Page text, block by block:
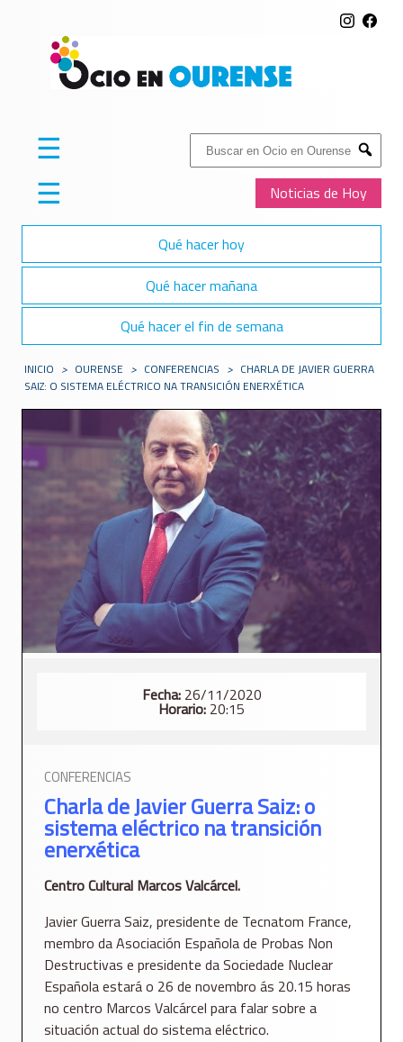
Buscar:
Submit
Noticias de Hoy
☰
☰
Qué hacer hoy
Qué hacer mañana
Qué hacer el fin de semana
INICIO > OURENSE > CONFERENCIAS > CHARLA DE JAVIER GUERRA
SAIZ: O SISTEMA ELÉCTRICO NA TRANSICIÓN ENERXÉTICA
Fecha:26/11/2020
Horario: 20:15
CONFERENCIAS
Charla de Javier Guerra Saiz: o
sistema eléctrico na transición
enerxética
Centro Cultural Marcos Valcárcel.
Javier Guerra Saiz, presidente de Tecnatom France,
membro da Asociación Española de Probas Non
Destructivas e presidente da Sociedade Nuclear
Española estará o 26 de novembro ás 20.15 horas
no centro Marcos Valcárcel para falar sobre a
situación actual do sistema eléctrico.